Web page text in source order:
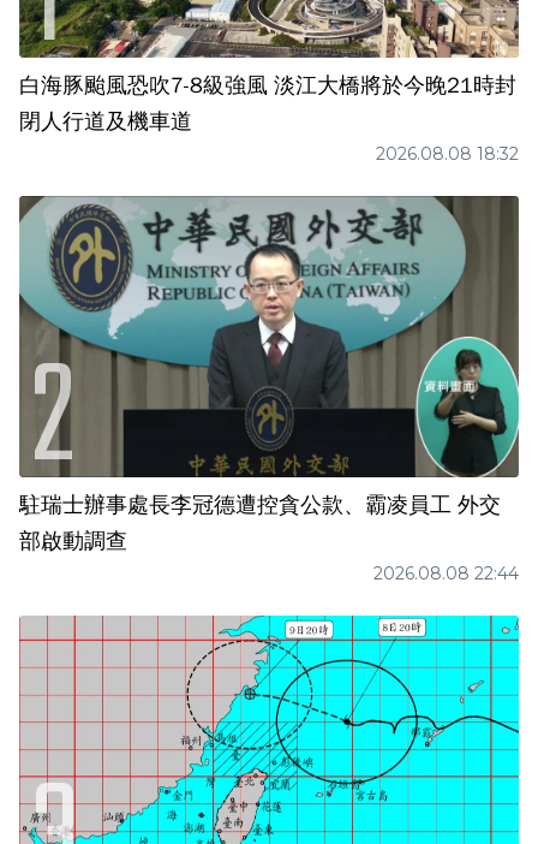
白海豚颱風恐吹7-8級強風 淡江大橋將於今晚21時封
閉人行道及機車道
2026.08.08 18:32
駐瑞士辦事處長李冠德遭控貪公款、霸凌員工 外交
部啟動調查
2026.08.08 22:44